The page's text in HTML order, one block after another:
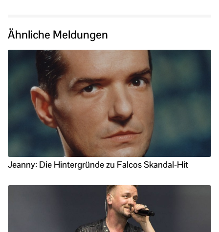
Ähnliche Meldungen
Jeanny: Die Hintergründe zu Falcos Skandal-Hit